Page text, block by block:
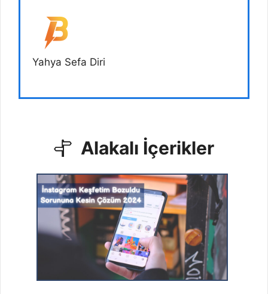
Yahya Sefa Diri
Alakalı İçerikler